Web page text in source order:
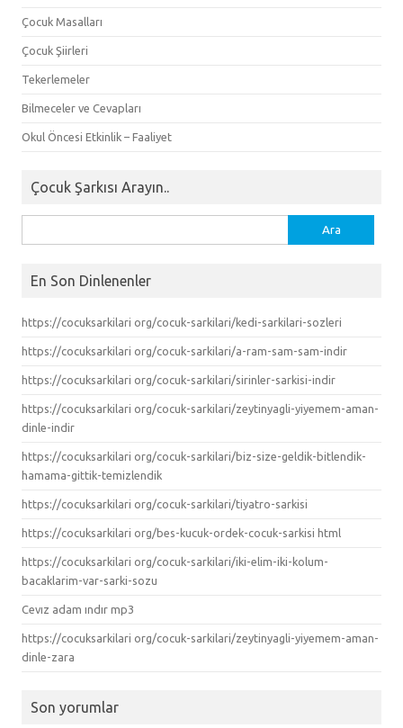
Çocuk Masalları
Çocuk Şiirleri
Tekerlemeler
Bilmeceler ve Cevapları
Okul Öncesi Etkinlik – Faaliyet
Çocuk Şarkısı Arayın..
En Son Dinlenenler
https://cocuksarkilari org/cocuk-sarkilari/kedi-sarkilari-sozleri
https://cocuksarkilari org/cocuk-sarkilari/a-ram-sam-sam-indir
https://cocuksarkilari org/cocuk-sarkilari/sirinler-sarkisi-indir
https://cocuksarkilari org/cocuk-sarkilari/zeytinyagli-yiyemem-aman-
dinle-indir
https://cocuksarkilari org/cocuk-sarkilari/biz-size-geldik-bitlendik-
hamama-gittik-temizlendik
https://cocuksarkilari org/cocuk-sarkilari/tiyatro-sarkisi
https://cocuksarkilari org/bes-kucuk-ordek-cocuk-sarkisi html
https://cocuksarkilari org/cocuk-sarkilari/iki-elim-iki-kolum-
bacaklarim-var-sarki-sozu
Cevız adam ındır mp3
https://cocuksarkilari org/cocuk-sarkilari/zeytinyagli-yiyemem-aman-
dinle-zara
Son yorumlar